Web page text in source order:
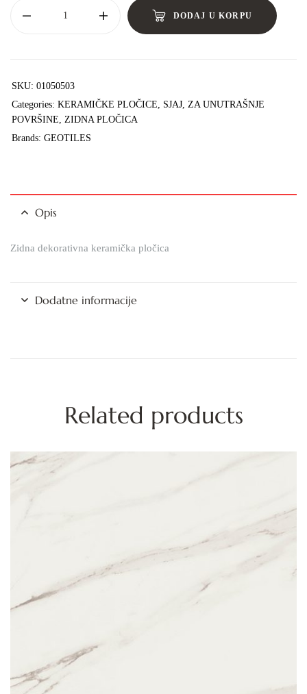
DODAJ U KORPU
SKU: 01050503
Categories: KERAMIČKE PLOČICE, SJAJ, ZA UNUTRAŠNJE
POVRŠINE, ZIDNA PLOČICA
Brands: GEOTILES
Opis
Zidna dekorativna keramička pločica
Dodatne informacije
Related products